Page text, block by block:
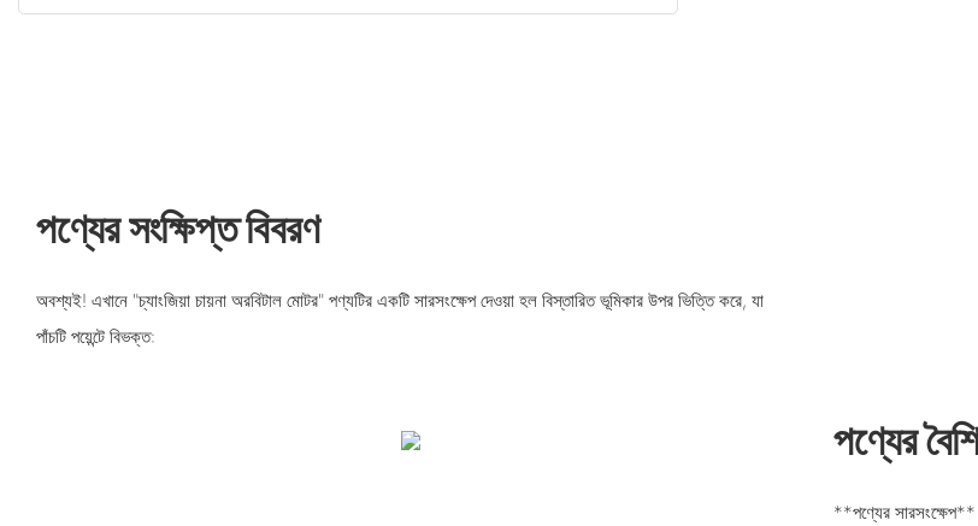
পণ্যের সংক্ষিপ্ত বিবরণ
অবশ্যই! এখানে "চ্যাংজিয়া চায়না অরবিটাল মোটর" পণ্যটির একটি সারসংক্ষেপ দেওয়া হল বিস্তারিত ভূমিকার উপর ভিত্তি করে, যা
পাঁচটি পয়েন্টে বিভক্ত:
পণ্যের
**পণ্যের সারসংক্ষেপ**